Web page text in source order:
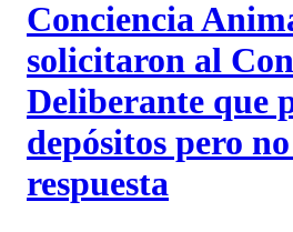
Conciencia
solicitaron al
Deliberante que
depósitos pero
respuesta